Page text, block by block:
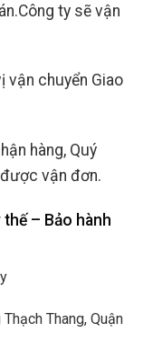
ty sẽ vận
vận chuyển Giao
hàng, Quý
vận đơn.
– Bảo hành
Thang, Quận